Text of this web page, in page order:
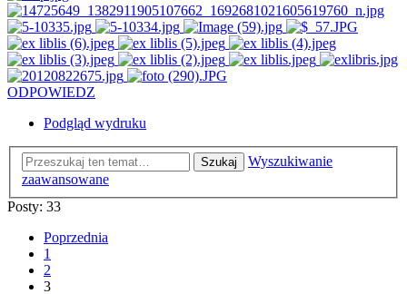
ODPOWIEDZ
Podgląd wydruku
Szukaj
Wyszukiwanie
zaawansowane
Posty: 33
Poprzednia
1
2
3